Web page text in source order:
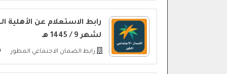
رابط الاستعلام عن الأهلية
لشهر 9 / 1445 هـ
رابط الضمان الاجتماعي المطور